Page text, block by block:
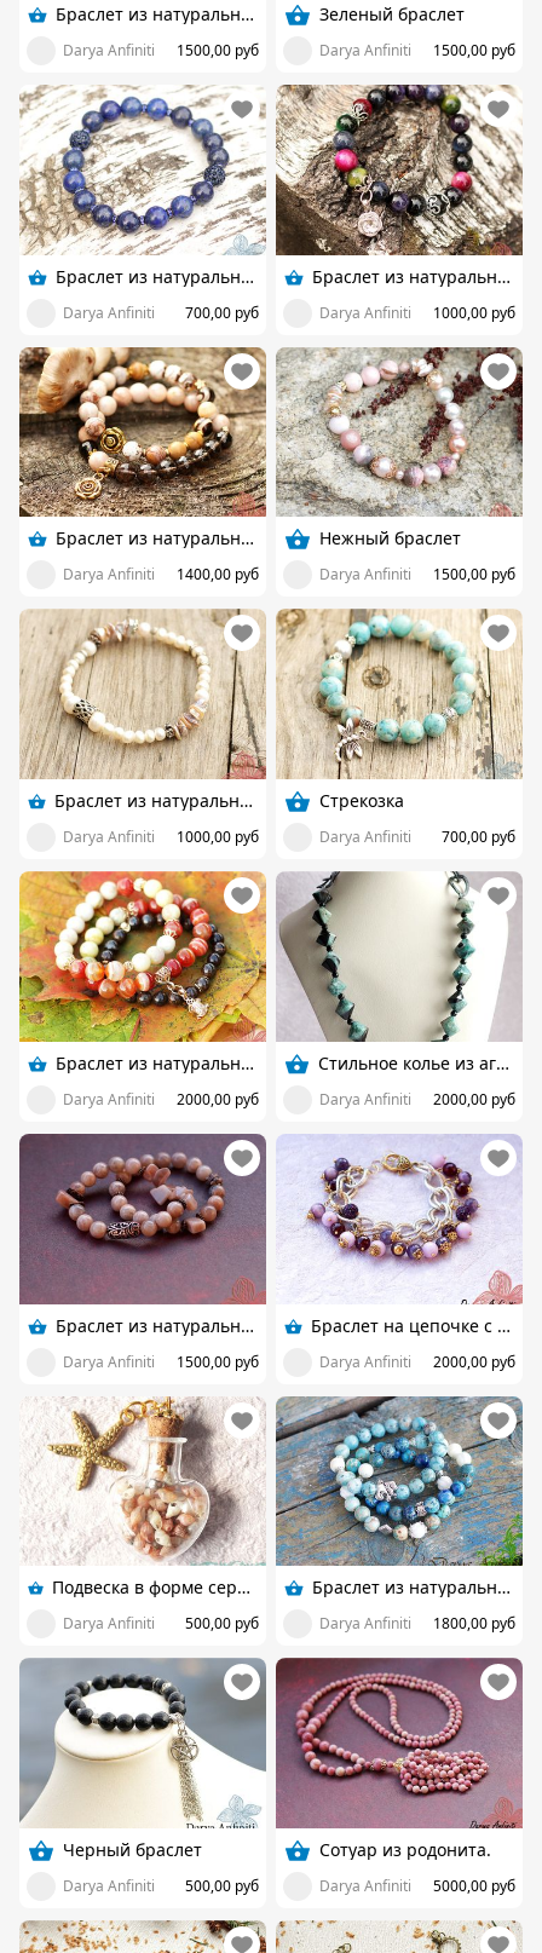
Браслет из натуральных камней
Darya Anfiniti 1500,00 руб
Зеленый браслет
Darya Anfiniti 1500,00 руб
Браслет из натурального камня
Darya Anfiniti 700,00 руб
Браслет из натуральных камней
Darya Anfiniti 1000,00 руб
Браслет из натуральных камней
Darya Anfiniti 1400,00 руб
Нежный браслет
Darya Anfiniti 1500,00 руб
Браслет из натурального жемчуга
Darya Anfiniti 1000,00 руб
Стрекозка
Darya Anfiniti 700,00 руб
Браслет из натуральных камней
Darya Anfiniti 2000,00 руб
Стильное колье из агата
Darya Anfiniti 2000,00 руб
Браслет из натуральных камней
Darya Anfiniti 1500,00 руб
Браслет на цепочке с подвесками
Darya Anfiniti 2000,00 руб
Подвеска в форме сердца с ракушками
Darya Anfiniti 500,00 руб
Браслет из натуральных камней
Darya Anfiniti 1800,00 руб
Черный браслет
Darya Anfiniti 500,00 руб
Сотуар из родонита.
Darya Anfiniti 5000,00 руб